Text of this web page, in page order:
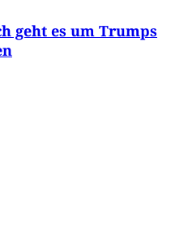
geht es um Trumps